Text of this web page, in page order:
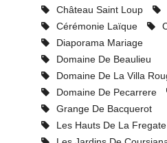
Château Saint Loup
Cérémonie Laïque
Diaporama Mariage
Domaine De Beaulieu
Domaine De La Villa
Domaine De Pecarrere
Grange De Bacquerot
Les Hauts De La Fregate